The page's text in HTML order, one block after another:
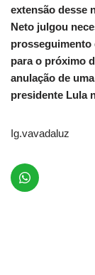
extensão desse
Neto julgou
prosseguimento
para o próximo
anulação de
presidente Lula
Ig.vavadaluz